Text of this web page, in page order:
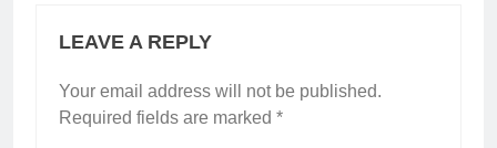
LEAVE A REPLY
Your email address will not be published.
Required fields are marked *